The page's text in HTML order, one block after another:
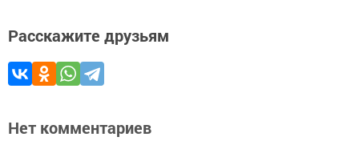
Расскажите друзьям
Нет комментариев